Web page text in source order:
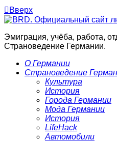
 Вверх
Эмиграция, учёба, работа,
Страноведение Германии.
О Германии
Страноведение
Культура
История
Города Германии
Мода Германии
История
LifeHack
Автомобили